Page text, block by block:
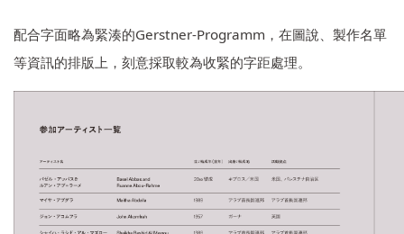
配合字面略為緊湊的Gerstner-Programm ，在圖說、製作名單
等資訊的排版上，刻意採取較為收緊的字距處理。